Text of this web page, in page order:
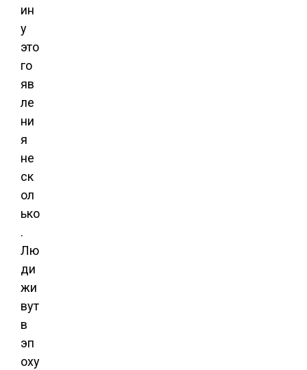
ин
у
это
го
яв
ле
ни
я
не
ск
ол
ько
.
Лю
ди
жи
вут
в
эп
оху